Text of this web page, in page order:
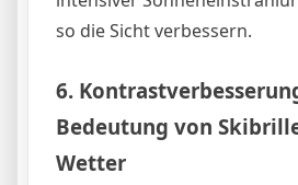
so die Sicht verbessern.
6.
Bedeutung von
Wetter